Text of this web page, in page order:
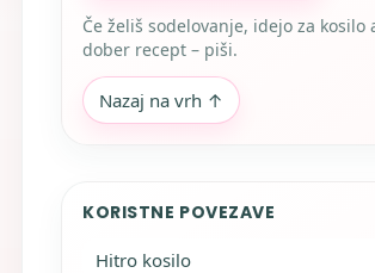
Če želiš sodelovanje, idejo za kosilo
dober recept – piši.
Nazaj na vrh ↑
KORISTNE POVEZAVE
Hitro kosilo